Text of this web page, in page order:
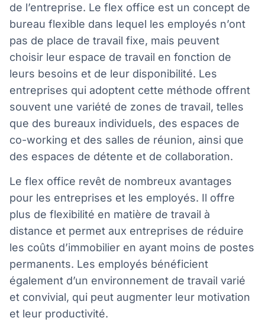
de l’entreprise. Le flex office est un concept de
bureau flexible dans lequel les employés n’ont
pas de place de travail fixe, mais peuvent
choisir leur espace de travail en fonction de
leurs besoins et de leur disponibilité. Les
entreprises qui adoptent cette méthode offrent
souvent une variété de zones de travail, telles
que des bureaux individuels, des espaces de
co-working et des salles de réunion, ainsi que
des espaces de détente et de collaboration.
Le flex office revêt de nombreux avantages
pour les entreprises et les employés. Il offre
plus de flexibilité en matière de travail à
distance et permet aux entreprises de réduire
les coûts d’immobilier en ayant moins de postes
permanents. Les employés bénéficient
également d’un environnement de travail varié
et convivial, qui peut augmenter leur motivation
et leur productivité.